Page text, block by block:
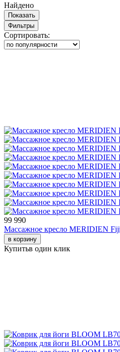
Найдено
Показать
Фильтры
Сортировать:
99 990
Массажное кресло MERIDIEN
в корзину
Купитьв один клик